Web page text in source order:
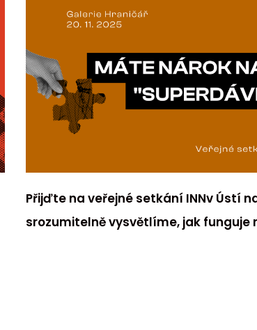
Přijďte na veřejné setkání INNv Ústí
srozumitelně vysvětlíme, jak funguje